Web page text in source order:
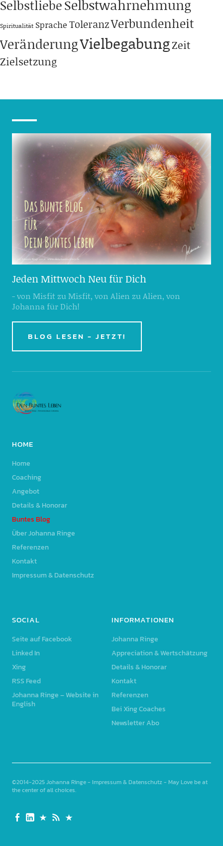
SelbstliebeSelbstwahrnehmung
Spiritualität Sprache ToleranzVerbundenheit
VeränderungVielbegabungZeit
Zielsetzung
Jeden Mittwoch Neu für Dich
- von Misfit zu Misfit, von Alien zu Alien, von
Johanna für Dich!
BLOG LESEN - JETZT!
HOME
Home
Coaching
Angebot
Details & Honorar
Buntes Blog
Über Johanna Ringe
Referenzen
Kontakt
Impressum & Datenschutz
SOCIAL
Seite auf Facebook
Linked In
Xing
RSS Feed
Johanna Ringe – Website in
English
INFORMATIONEN
Johanna Ringe
Appreciation & Wertschätzung
Details & Honorar
Kontakt
Referenzen
Bei Xing Coaches
Newsletter Abo
©2014-2025Johanna Ringe- Impressum & Datenschutz- May Love be at
the center of all choices